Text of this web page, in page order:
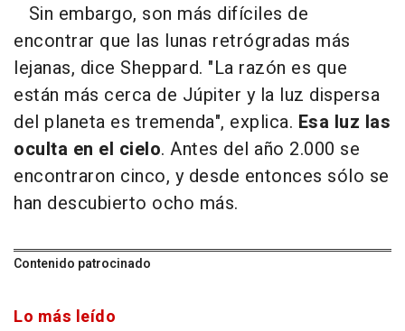
Sin embargo, son más difíciles de
encontrar que las lunas retrógradas más
lejanas, dice Sheppard. "La razón es que
están más cerca de Júpiter y la luz dispersa
del planeta es tremenda", explica. Esa luz las
oculta en el cielo. Antes del año 2.000 se
encontraron cinco, y desde entonces sólo se
han descubierto ocho más.
Contenido patrocinado
Lo más leído